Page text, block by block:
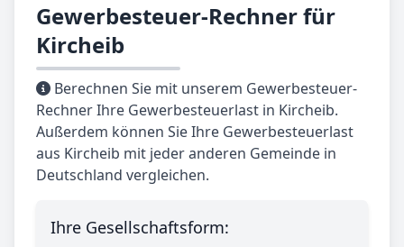
Gewerbesteuer-Rechner für
Kircheib
Berechnen Sie mit unserem Gewerbesteuer-
Rechner Ihre Gewerbesteuerlast in Kircheib.
Außerdem können Sie Ihre Gewerbesteuerlast
aus Kircheib mit jeder anderen Gemeinde in
Deutschland vergleichen.
Ihre Gesellschaftsform: